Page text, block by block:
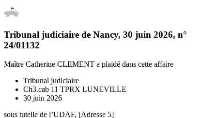
Tribunal judiciaire de Nancy, 30 juin 2026, n°
24/01132
Maître Catherine CLEMENT a plaidé dans cette affaire
Tribunal judiciaire
Ch3.cab 11 TPRX LUNEVILLE
30 juin 2026
sous tutelle de l’UDAF, [Adresse 5]